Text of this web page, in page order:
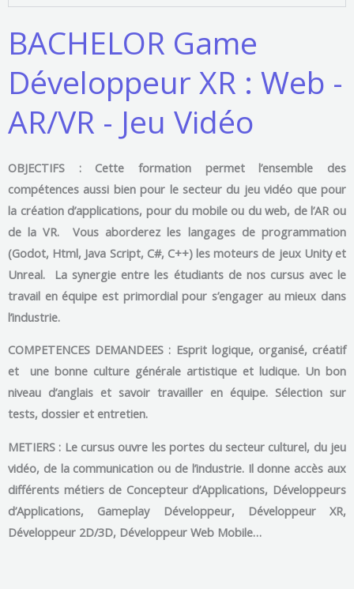
BACHELOR Game
Développeur XR : Web -
AR/VR - Jeu Vidéo
OBJECTIFS : Cette formation permet l’ensemble des
compétences aussi bien pour le secteur du jeu vidéo que pour
la création d’applications, pour du mobile ou du web, de l’AR ou
de la VR. Vous aborderez les langages de programmation
(Godot, Html, Java Script, C#, C++) les moteurs de jeux Unity et
Unreal. La synergie entre les étudiants de nos cursus avec le
travail en équipe est primordial pour s’engager au mieux dans
l’industrie.
COMPETENCES DEMANDEES : Esprit logique, organisé, créatif
et une bonne culture générale artistique et ludique. Un bon
niveau d’anglais et savoir travailler en équipe. Sélection sur
tests, dossier et entretien.
METIERS : Le cursus ouvre les portes du secteur culturel, du jeu
vidéo, de la communication ou de l’industrie. Il donne accès aux
différents métiers de Concepteur d’Applications, Développeurs
d’Applications, Gameplay Développeur, Développeur XR,
Développeur 2D/3D, Développeur Web Mobile…